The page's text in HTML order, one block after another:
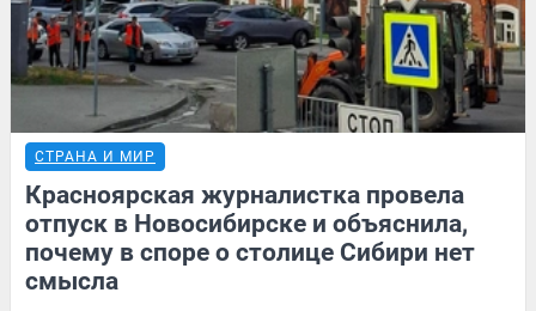
СТРАНА И МИР
Красноярская журналистка провела
отпуск в Новосибирске и объяснила,
почему в споре о столице Сибири нет
смысла